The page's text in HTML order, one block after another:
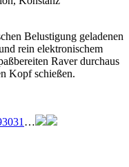
Belustigung geladenen
rein elektronischem
Raver durchaus
Kopf schießen.
3031 …